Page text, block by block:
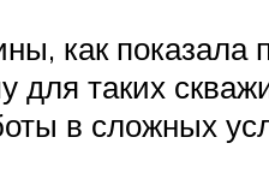
как
для таких
в сложных